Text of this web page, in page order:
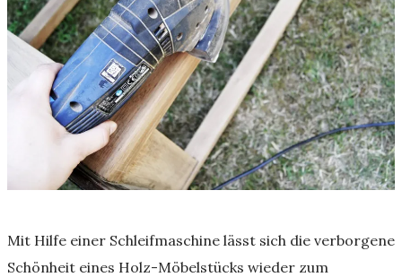
Mit Hilfe einer Schleifmaschine lässt sich die verborgene
Schönheit eines Holz-Möbelstücks wieder zum